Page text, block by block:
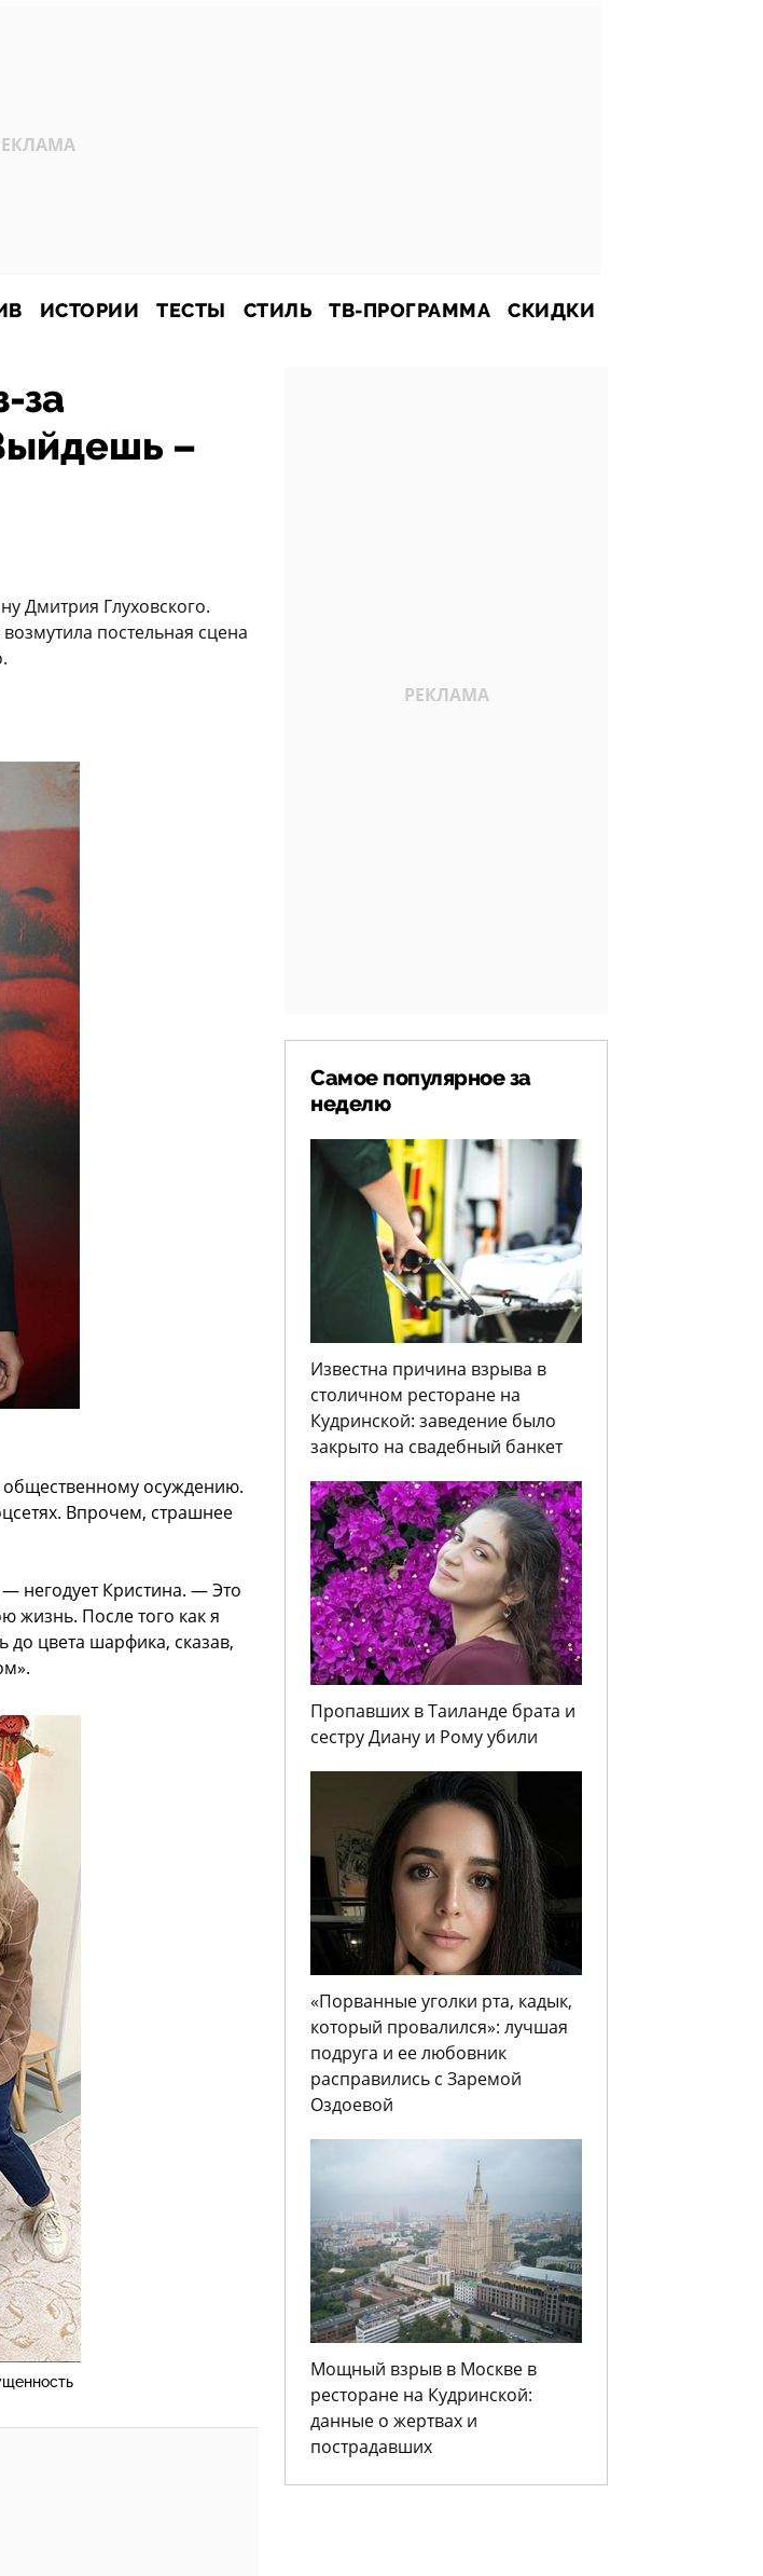
ИСТОРИИ ТЕСТЫ СТИЛЬ ТВ-ПРОГРАММА СКИДКИ
за
–
Дмитрия Глуховского.
постельная сцена
общественному осуждению.
Впрочем, страшнее
негодует Кристина. — Это
жизнь. После того как я
до цвета шарфика, сказав,
Самое популярное за
неделю
Известна причина взрыва в
столичном ресторане на
Кудринской: заведение было
закрыто на свадебный банкет
Пропавших в Таиланде брата и
сестру Диану и Рому убили
«Порванные уголки рта, кадык,
который провалился»: лучшая
подруга и ее любовник
расправились с Заремой
Оздоевой
Мощный взрыв в Москве в
ресторане на Кудринской:
данные о жертвах и
пострадавших